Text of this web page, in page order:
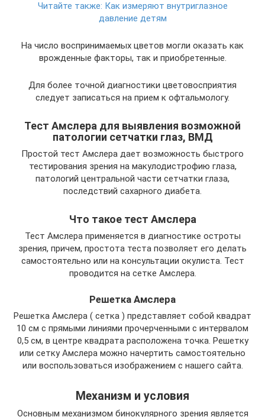
Читайте также: Как измеряют внутриглазное
давление детям
На число воспринимаемых цветов могли оказать как
врожденные факторы, так и приобретенные.
Для более точной диагностики цветовосприятия
следует записаться на прием к офтальмологу.
Тест Амслера для выявления возможной
патологии сетчатки глаз, ВМД
Простой тест Амслера дает возможность быстрого
тестирования зрения на макулодистрофию глаза,
патологий центральной части сетчатки глаза,
последствий сахарного диабета.
Что такое тест Амслера
Тест Амслера применяется в диагностике остроты
зрения, причем, простота теста позволяет его делать
самостоятельно или на консультации окулиста. Тест
проводится на сетке Амслера.
Решетка Амслера
Решетка Амслера ( сетка ) представляет собой квадрат
10 см с прямыми линиями прочерченными с интервалом
0,5 см, в центре квадрата расположена точка. Решетку
или сетку Амслера можно начертить самостоятельно
или воспользоваться изображением с нашего сайта.
Механизм и условия
Основным механизмом бинокулярного зрения является